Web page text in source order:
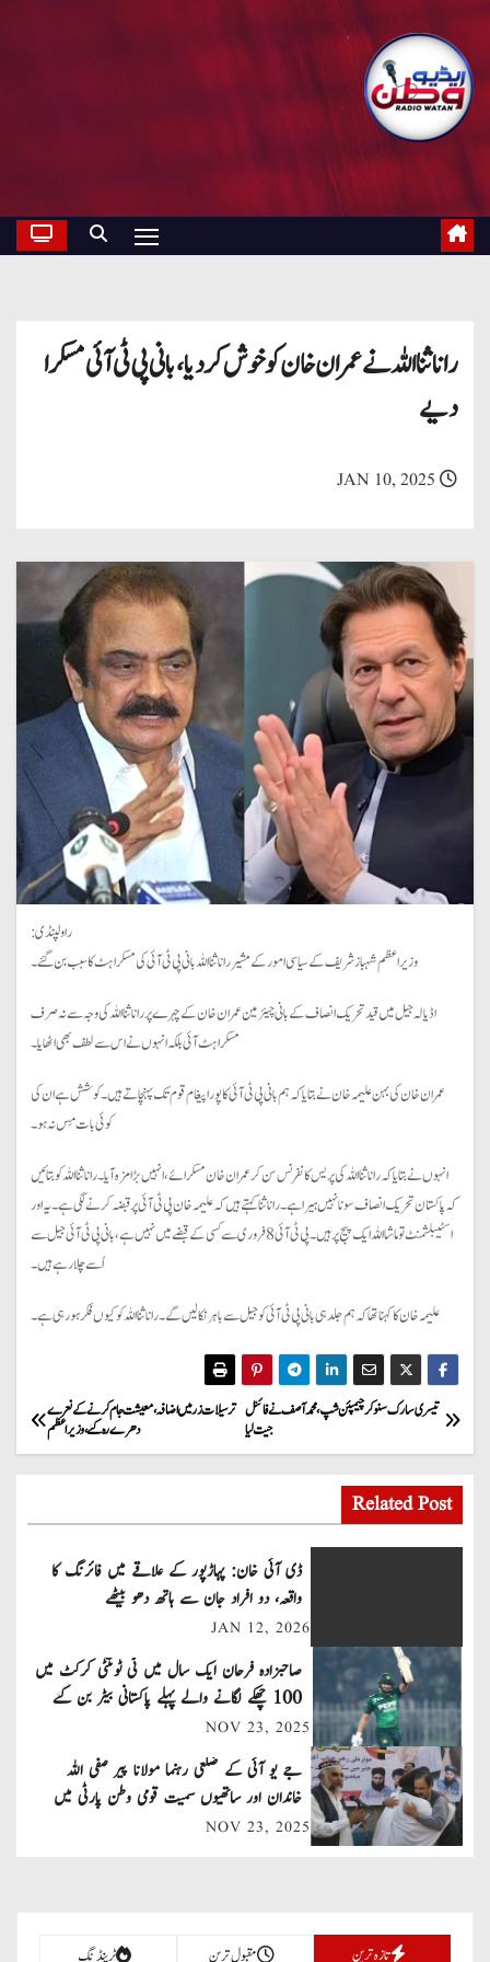
رانا ثنا اللہ نے عمران خان کو خوش کردیا، بانی پی ٹی آئی مسکرا
دیے
JAN 10, 2025
راولپنڈی:
وزیراعظم شہباز شریف کے سیاسی امور کے مشیر رانا ثنا اللہ بانی پی ٹی آئی کی مسکراہٹ کا سبب بن گئے۔
اڈیالہ جیل میں قید تحریک انصاف کے بانی چیئرمین عمران خان کے چہرے پر رانا ثنا اللہ کی وجہ سے نہ صرف
مسکراہٹ آئی بلکہ انہوں نے اس سے لطف بھی اٹھایا۔
عمران خان کی بہن علیمہ خان نے بتایا کہ ہم بانی پی ٹی آئی کا پورا پیغام قوم تک پہنچاتے ہیں۔ کوشش ہے ان کی
کوئی بات مِس نہ ہو۔
انہوں نے بتایا کہ رانا ثنا اللہ کی پریس کانفرنس سن کر عمران خان مسکرائے، انہیں بڑا مزہ آیا۔ رانا ثنا اللہ کو بتائیں
کہ پاکستان تحریک انصاف سونا نہیں ہیرا ہے۔ رانا ثنا کہتے ہیں کہ علیمہ خان پی ٹی آئی پر قبضہ کرنے لگی ہے۔ یہ اور
اسٹیبلشمنٹ تو ماشا اللہ ایک پیج پر ہیں۔ پی ٹی آئی 8 فروری سے کسی کے قبضے میں نہیں ہے، بانی پی ٹی آئی جیل سے
اُسے چلا رہے ہیں ۔
علیمہ خان کا کہنا تھا کہ ہم جلد ہی بانی پی ٹی آئی کو جیل سے باہر نکالیں گے۔ رانا ثنا اللہ کو کیوں فکر ہو رہی ہے ۔
P
o
s
t
a
v
i
g
a
ترسیلات زر میں اضافہ، معیشت جام کرنے کے نعرے
دھرے رہ گئے، وزیراعظم
تیسری سارک سنوکر چیمپئن شپ،محمد آصف نے فائنل
جیت لیا
Related Post
ڈی آئی خان: پہاڑپور کے علاقے میں فائرنگ کا
واقعہ، دو افراد جان سے ہاتھ دھو بیٹھے
JAN 12, 2026
صاحبزادہ فرحان ایک سال میں ٹی ٹوئنٹی کرکٹ میں
100 چھکے لگانے والے پہلے پاکستانی بیٹر بن گئے
NOV 23, 2025
جے یو آئی کے ضلعی رہنما مولانا پیر صفی اللہ
خاندان اور ساتھیوں سمیت قومی وطن پارٹی میں
شامل
NOV 23, 2025
تازہ ترین مقبول ترین ٹرینڈنگ